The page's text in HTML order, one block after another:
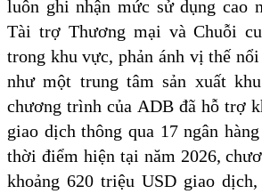
luôn ghi nhận mức sử dụng cao
Tài trợ Thương mại và Chuỗi
trong khu vực, phản ánh vị thế
như một trung tâm sản xuất
chương trình của ADB đã hỗ trợ
giao dịch thông qua 17 ngân
thời điểm hiện tại năm 2026,
khoảng 620 triệu USD giao